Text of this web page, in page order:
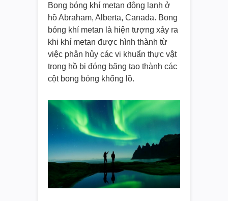
Bong bóng khí metan đông lạnh ở
hồ Abraham, Alberta, Canada. Bong
bóng khí metan là hiện tượng xảy ra
khi khí metan được hình thành từ
việc phân hủy các vi khuẩn thực vật
trong hồ bị đóng băng tạo thành các
cột bong bóng khổng lồ.